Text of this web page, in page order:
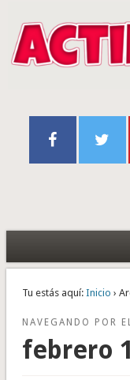
Tu estás aquí: Inicio ›
NAVEGANDO POR
febrero